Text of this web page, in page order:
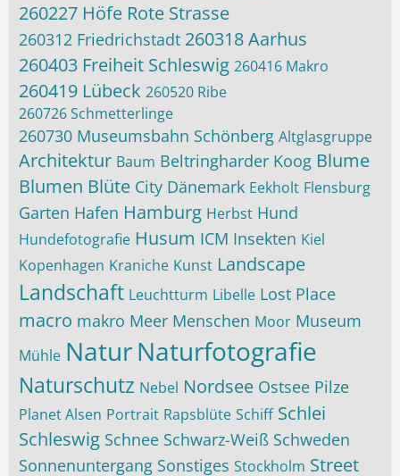
260227 Höfe Rote Strasse
260312 Friedrichstadt 260318 Aarhus
260403 Freiheit Schleswig 260416 Makro
260419 Lübeck 260520 Ribe
260726 Schmetterlinge
260730 Museumsbahn Schönberg Altglasgruppe
Architektur Baum Beltringharder Koog Blume
Blumen Blüte City Dänemark Eekholt Flensburg
Garten Hafen Hamburg Herbst Hund
Hundefotografie Husum ICM Insekten Kiel
Kopenhagen Kraniche Kunst Landscape
Landschaft Leuchtturm Libelle Lost Place
macro makro Meer Menschen Moor Museum
Mühle NaturNaturfotografie
Naturschutz Nebel Nordsee Ostsee Pilze
Planet Alsen Portrait Rapsblüte Schiff Schlei
Schleswig Schnee Schwarz-Weiß Schweden
Sonnenuntergang Sonstiges Stockholm Street